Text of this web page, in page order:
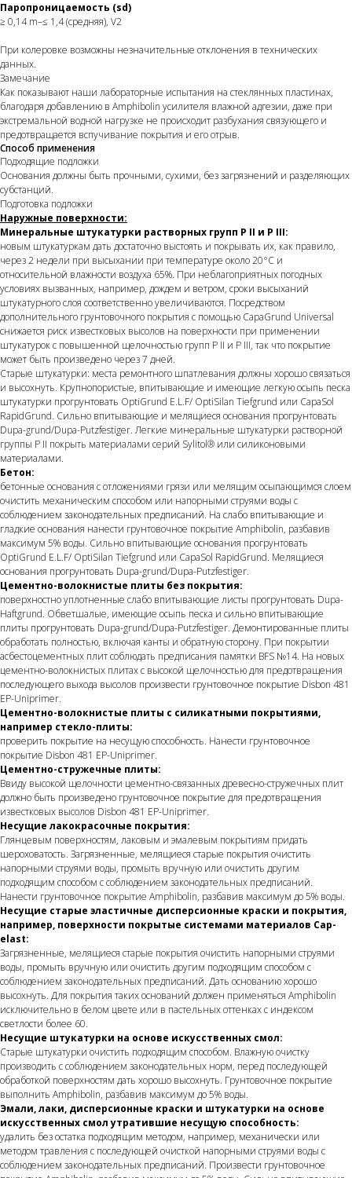
Паропроницаемость (sd)
≥ 0,14 m–≤ 1,4 (средняя), V2
При колеровке возможны незначительные отклонения в технических
данных.
Замечание
Как показывают наши лабораторные испытания на стеклянных пластинах,
благодаря добавлению в Amphibolin усилителя влажной адгезии, даже при
экстремальной водной нагрузке не происходит разбухания связующего и
предотвращается вспучивание покрытия и его отрыв.
Способ применения
Подходящие подложки
Основания должны быть прочными, сухими, без загрязнений и разделяющих
субстанций.
Подготовка подложки
Наружные поверхности:
Минеральные штукатурки растворных групп P II и P III:
новым штукатуркам дать достаточно выстоять и покрывать их, как правило,
через 2 недели при высыхании при температуре около 20°C и
относительной влажности воздуха 65%. При неблагоприятных погодных
условиях вызванных, например, дождем и ветром, сроки высыханий
штукатурного слоя соответственно увеличиваются. Посредством
дополнительного грунтовочного покрытия с помощью CapaGrund Universal
снижается риск известковых высолов на поверхности при применении
штукатурок с повышенной щелочностью групп P II и P III, так что покрытие
может быть произведено через 7 дней.
Старые штукатурки: места ремонтного шпатлевания должны хорошо связаться
и высохнуть. Крупнопористые, впитывающие и имеющие легкую осыпь песка
штукатурки прогрунтовать OptiGrund E.L.F/ OptiSilan Tiefgrund или CapaSol
RapidGrund. Сильно впитывающие и мелящиеся основания прогрунтовать
Dupa-grund/Dupa-Putzfestiger. Легкие минеральные штукатурки растворной
группы P II покрыть материалами серий Sylitol® или силиконовыми
материалами.
Бетон:
бетонные основания с отложениями грязи или мелящим осыпающимся слоем
очистить механическим способом или напорными струями воды с
соблюдением законодательных предписаний. На слабо впитывающие и
гладкие основания нанести грунтовочное покрытие Amphibolin, разбавив
максимум 5% воды. Сильно впитывающие основания прогрунтовать
OptiGrund E.L.F/ OptiSilan Tiefgrund или CapaSol RapidGrund. Мелящиеся
основания прогрунтовать Dupa-grund/Dupa-Putzfestiger.
Цементно-волокнистые плиты без покрытия:
поверхностно уплотненные слабо впитывающие листы прогрунтовать Dupa-
Haftgrund. Обветшалые, имеющие осыпь песка и сильно впитывающие
плиты прогрунтовать Dupa-grund/Dupa-Putzfestiger. Демонтированные плиты
обработать полностью, включая канты и обратную сторону. При покрытии
асбестоцементных плит соблюдать предписания памятки BFS №14. На новых
цементно-волокнистых плитах с высокой щелочностью для предотвращения
последующего выхода высолов произвести грунтовочное покрытие Disbon 481
EP-Uniprimer.
Цементно-волокнистые плиты с силикатными покрытиями,
например стекло-плиты:
проверить покрытие на несущую способность. Нанести грунтовочное
покрытие Disbon 481 EP-Uniprimer.
Цементно-стружечные плиты:
Ввиду высокой щелочности цементно-связанных древесно-стружечных плит
должно быть произведено грунтовочное покрытие для предотвращения
известковых высолов Disbon 481 EP-Uniprimer.
Несущие лакокрасочные покрытия:
Глянцевым поверхностям, лаковым и эмалевым покрытиям придать
шероховатость. Загрязненные, мелящиеся старые покрытия очистить
напорными струями воды, промыть вручную или очистить другим
подходящим способом с соблюдением законодательных предписаний.
Нанести грунтовочное покрытие Amphibolin, разбавив максимум до 5% воды.
Несущие старые эластичные дисперсионные краски и покрытия,
например, поверхности покрытые системами материалов Cap-
elast:
Загрязненные, мелящиеся старые покрытия очистить напорными струями
воды, промыть вручную или очистить другим подходящим способом с
соблюдением законодательных предписаний. Дать основанию хорошо
высохнуть. Для покрытия таких оснований должен применяться Amphibolin
исключительно в белом цвете или в пастельных оттенках с индексом
светлости более 60.
Несущие штукатурки на основе искусственных смол:
Старые штукатурки очистить подходящим способом. Влажную очистку
производить с соблюдением законодательных норм, перед последующей
обработкой поверхностям дать хорошо высохнуть. Грунтовочное покрытие
выполнить Amphibolin, разбавив максимум до 5% воды.
Эмали, лаки, дисперсионные краски и штукатурки на основе
искусственных смол утратившие несущую способность:
удалить без остатка подходящим методом, например, механически или
методом травления с последующей очисткой напорными струями воды с
соблюдением законодательных предписаний. Произвести грунтовочное